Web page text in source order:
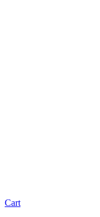
Cart